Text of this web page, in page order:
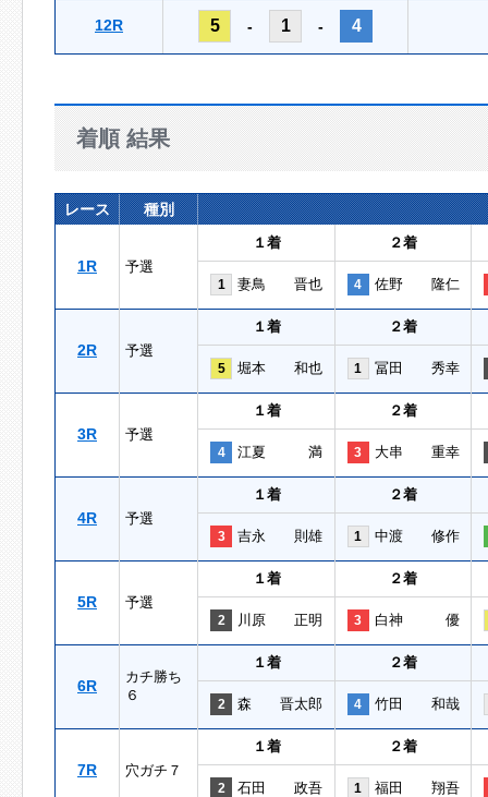
12R 5 - 1 - 4
着順 結果
レース 種別
1R 予選
１着 ２着
1 妻鳥 晋也 4 佐野 隆仁
2R 予選
１着 ２着
5 堀本 和也 1 冨田 秀幸
3R 予選
１着 ２着
4 江夏 満 3 大串 重幸
4R 予選
１着 ２着
3 吉永 則雄 1 中渡 修作
5R 予選
１着 ２着
2 川原 正明 3 白神 優
6R
カチ勝ち
６
１着 ２着
2 森 晋太郎 4 竹田 和哉
7R 穴ガチ７
１着 ２着
2 石田 政吾 1 福田 翔吾